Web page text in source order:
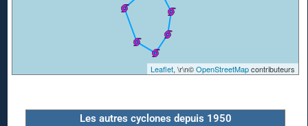
Leaflet, \r\n©OpenStreetMapcontributeurs
Les autres cyclones depuis 1950